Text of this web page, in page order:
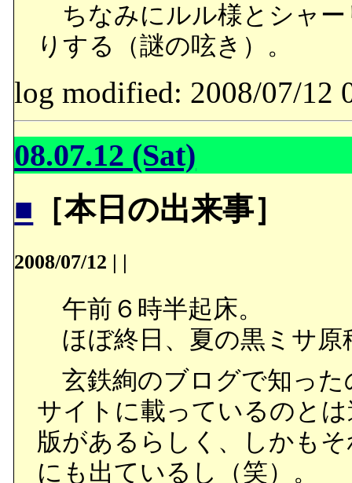
ちなみにルル様とシャー
りする（謎の呟き）。
log modified: 2008/07/12
08.07.12 (Sat)
■ ［本日の出来事］
2008/07/12 | |
午前６時半起床。
ほぼ終日、夏の黒ミサ原
玄鉄絢のブログで知った
サイトに載っているのと
版があるらしく、しかも
にも出ているし（笑）。